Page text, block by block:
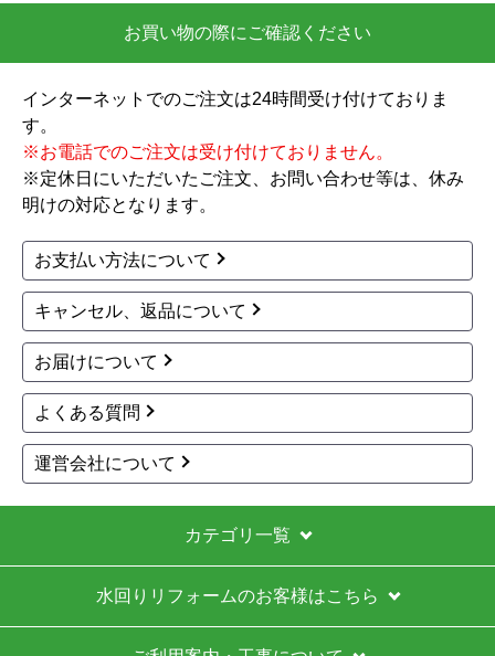
お買い物の際にご確認ください
インターネットでのご注文は24時間受け付けておりま
す。
※お電話でのご注文は受け付けておりません。
※定休日にいただいたご注文、お問い合わせ等は、休み
明けの対応となります。
お支払い方法について
キャンセル、返品について
お届けについて
よくある質問
運営会社について
カテゴリ一覧
水回りリフォームのお客様はこちら